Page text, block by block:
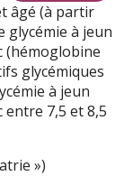
âgé (à partir
glycémie à jeun
(hémoglobine
glycémiques
à jeun
entre 7,5 et 8,5
»)